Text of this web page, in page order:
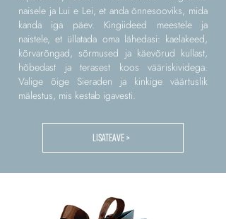
naisele ja Lui e Lei, et anda õnnesooviks, mida
kanda iga päev. Kingiideed meestele ja
naistele, et üllatada oma lähedasi: kaelakeed,
kõrvarõngad, sõrmused ja käevõrud kullast,
hõbedast ja terasest koos vääriskividega.
Valige õige Sieraden ja kinkige väärtuslik
mälestus, mis kestab igavesti.
LISATEAVE >